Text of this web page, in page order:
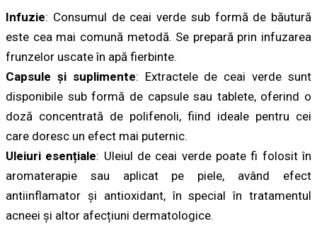
Infuzie: Consumul de ceai verde sub formă de băutură
este cea mai comună metodă. Se prepară prin infuzarea
frunzelor uscate în apă fierbinte.
Capsule și suplimente: Extractele de ceai verde sunt
disponibile sub formă de capsule sau tablete, oferind o
doză concentrată de polifenoli, fiind ideale pentru cei
care doresc un efect mai puternic.
Uleiuri esențiale: Uleiul de ceai verde poate fi folosit în
aromaterapie sau aplicat pe piele, având efect
antiinflamator și antioxidant, în special în tratamentul
acneei și altor afecțiuni dermatologice.